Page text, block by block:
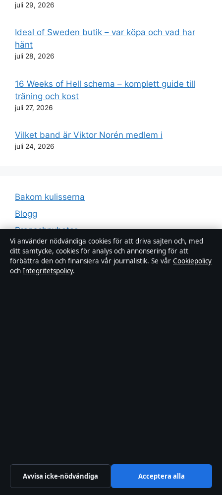
juli 29, 2026
Ideal of Sweden butik – var köpa och vad har
hänt
juli 28, 2026
16 Weeks of Hell schema – komplett guide till
träning och kost
juli 27, 2026
Vilket band är Viktor Norén medlem i
juli 24, 2026
Bakom kulisserna
Blogg
Branschnyheter
Ekonomi
Ekonomi
Vi använder nödvändiga cookies för att driva sajten och, med
ditt samtycke, cookies för analys och annonsering för att
förbättra den och finansiera vår journalistik. Se vår Cookiepolicy
och Integritetspolicy.
Avvisa icke-nödvändiga Acceptera alla